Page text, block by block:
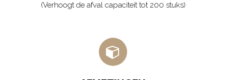
(Verhoogt de afval capaciteit tot 200 stuks)